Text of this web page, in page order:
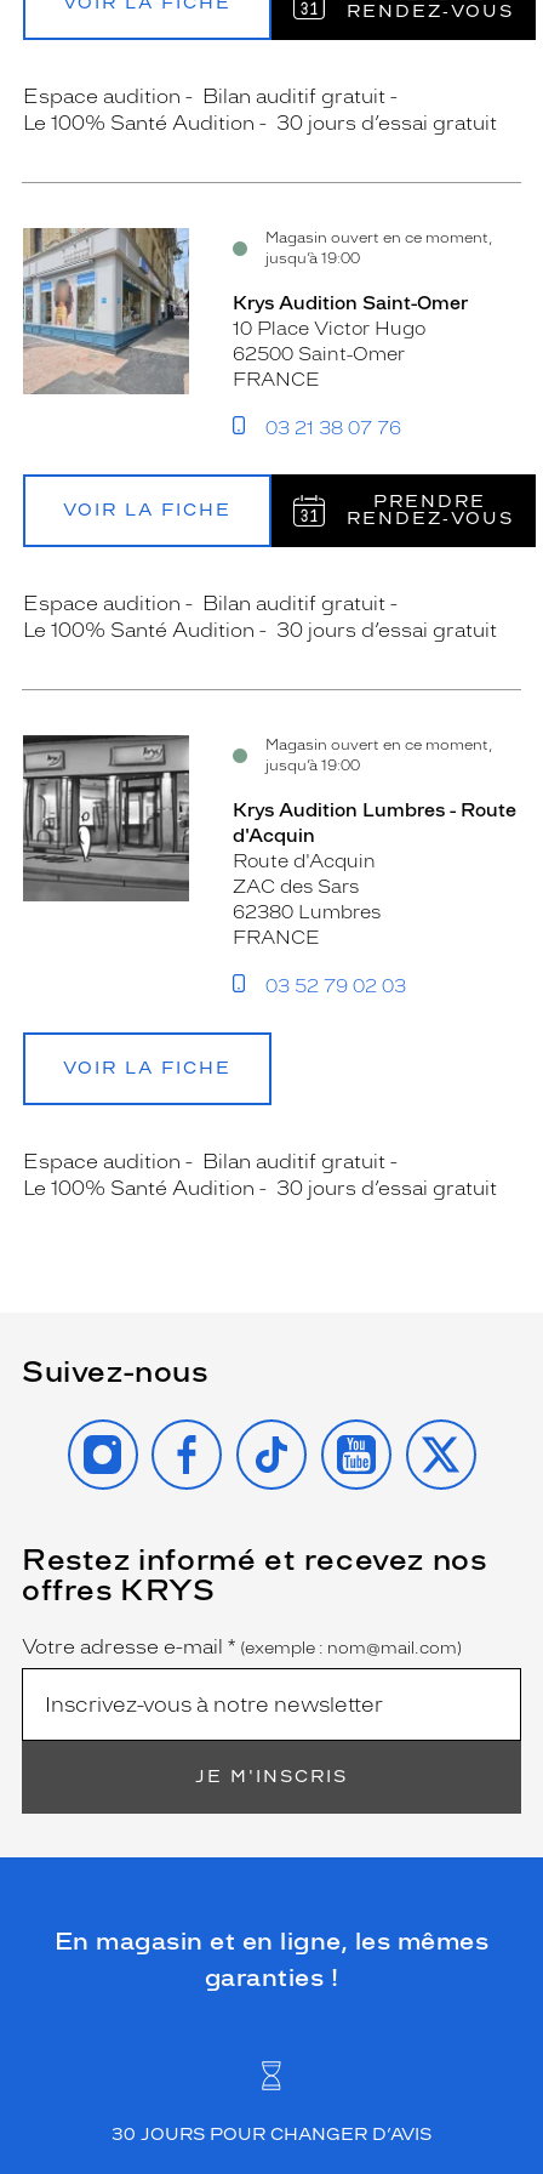
RENDEZ‑VOUS
Espace audition
Bilan auditif gratuit
Le 100% Santé Audition
30 jours d’essai gratuit
Magasin ouvert en ce moment,
jusqu’à 19:00
Krys Audition Saint-Omer
10 Place Victor Hugo
62500 Saint-Omer
FRANCE
03 21 38 07 76
VOIR LA FICHE
PRENDRE
RENDEZ‑VOUS
Espace audition
Bilan auditif gratuit
Le 100% Santé Audition
30 jours d’essai gratuit
Magasin ouvert en ce moment,
jusqu’à 19:00
Krys Audition Lumbres - Route
d'Acquin
Route d'Acquin
ZAC des Sars
62380 Lumbres
FRANCE
03 52 79 02 03
VOIR LA FICHE
Espace audition
Bilan auditif gratuit
Le 100% Santé Audition
30 jours d’essai gratuit
Suivez-nous
INSTAGRAMFACEBOOK
TIKTOK YOUTUBE
X
Restez informé et recevez nos
offres KRYS
Name
Votre adresse e-mail *
(Ce
champ
est
obligatoire)
(exemple : nom@mail.com)
JE M'INSCRIS
En magasin et en ligne, les mêmes
garanties !
30 JOURS POUR CHANGER D’AVIS